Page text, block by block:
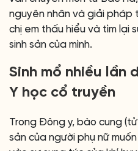
nguyên nhân và giải pháp
chị em thấu hiểu và tìm lại
sinh sản của mình.
Sinh mổ nhiều lần
Y học cổ truyền
Trong Đông y, bào cung
sản của người phụ nữ